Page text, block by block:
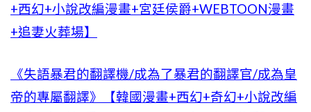
+西幻+小說改編漫畫+宮廷侯爵+WEBTOON漫畫
+追妻火葬場】
《失語暴君的翻譯機/成為了暴君的翻譯官/成為皇
帝的專屬翻譯》【韓國漫畫+西幻+奇幻+小說改編